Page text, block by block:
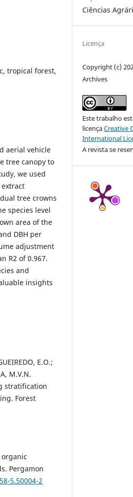
tropical forest,
aerial vehicle
tree canopy to
we used
extract
tree crowns
species level
area of the
DBH per
adjustment
R2 of 0.967.
and
insights
E.O.;
M.V.N.
stratification
Forest
Pergamon
5.50004-2
Ciências
Licença
Copyright (c)
Archives
Este trabalho
licençaCreative
International
A revista se